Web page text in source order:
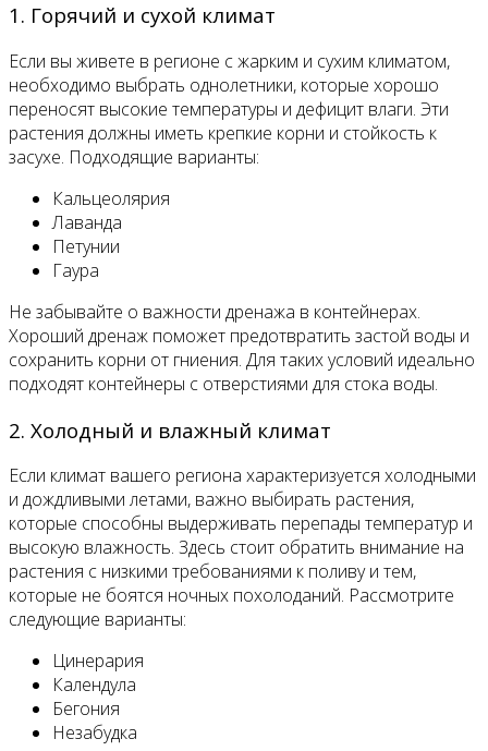
1. Горячий и сухой климат
Если вы живете в регионе с жарким и сухим климатом,
необходимо выбрать однолетники, которые хорошо
переносят высокие температуры и дефицит влаги. Эти
растения должны иметь крепкие корни и стойкость к
засухе. Подходящие варианты:
Кальцеолярия
Лаванда
Петунии
Гаура
Не забывайте о важности дренажа в контейнерах.
Хороший дренаж поможет предотвратить застой воды и
сохранить корни от гниения. Для таких условий идеально
подходят контейнеры с отверстиями для стока воды.
2. Холодный и влажный климат
Если климат вашего региона характеризуется холодными
и дождливыми летами, важно выбирать растения,
которые способны выдерживать перепады температур и
высокую влажность. Здесь стоит обратить внимание на
растения с низкими требованиями к поливу и тем,
которые не боятся ночных похолоданий. Рассмотрите
следующие варианты:
Цинерария
Календула
Бегония
Незабудка